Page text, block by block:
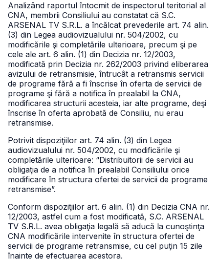
Analizând raportul întocmit de inspectorul teritorial al
CNA, membrii Consiliului au constatat că S.C.
ARSENAL TV S.R.L. a încălcat prevederile art. 74 alin.
(3) din Legea audiovizualului nr. 504/2002, cu
modificările şi completările ulterioare, precum şi pe
cele ale art. 6 alin. (1) din Decizia nr. 12/2003,
modificată prin Decizia nr. 262/2003 privind eliberarea
avizului de retransmisie, întrucât a retransmis servicii
de programe fără a fi înscrise în oferta de servicii de
programe şi fără a notifica în prealabil la CNA,
modificarea structurii acesteia, iar alte programe, deşi
înscrise în oferta aprobată de Consiliu, nu erau
retransmise.
Potrivit dispoziţiilor art. 74 alin. (3) din Legea
audiovizualului nr. 504/2002, cu modificările şi
completările ulterioare: “Distribuitorii de servicii au
obligaţia de a notifica în prealabil Consiliului orice
modificare în structura ofertei de servicii de programe
retransmise”.
Conform dispoziţiilor art. 6 alin. (1) din Decizia CNA nr.
12/2003, astfel cum a fost modificată, S.C. ARSENAL
TV S.R.L. avea obligaţia legală să aducă la cunoştinţa
CNA modificările intervenite în structura ofertei de
servicii de programe retransmise, cu cel puţin 15 zile
înainte de efectuarea acestora.